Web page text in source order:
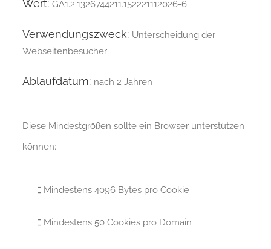
Wert: GA1.2.1326744211.152221112026-6
Verwendungszweck: Unterscheidung der
Webseitenbesucher
Ablaufdatum: nach 2 Jahren
Diese Mindestgrößen sollte ein Browser unterstützen
können:
Mindestens 4096 Bytes pro Cookie
Mindestens 50 Cookies pro Domain